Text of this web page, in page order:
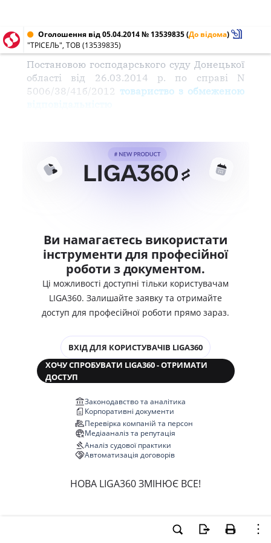
Оголошення від 05.04.2014 № 13539835(До відома)
"ТРІСЕЛЬ", ТОВ (13539835)
Постановою господарського суду Донецької
області від 26.03.2014 р. по справі N
5006/38/41б/2012 товариство з обмеженою
Ви намагаєтесь використати
інструменти для професійної
роботи з документом.
Ці можливості доступні тільки користувачам
LIGA360. Залишайте заявку та отримайте
доступ для професійної роботи прямо зараз.
ВХІД ДЛЯ КОРИСТУВАЧІВ LIGA360
ХОЧУ СПРОБУВАТИ LIGA360 - ОТРИМАТИ
ДОСТУП
Законодавство та аналітика
Корпоративні документи
Перевірка компаній та персон
Медіааналіз та репутація
Аналіз судової практики
Автоматизація договорів
НОВА LIGA360 ЗМІНЮЄ ВСЕ!